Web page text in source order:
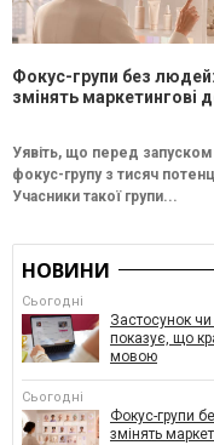
Фокус-групи без
змінять маркетингові
Уявіть, що перед
фокус-групу з тисяч
Учасники такої групи...
НОВИНИ
Сьогодні
Застосунок
показує, що
мовою
Сьогодні
Фокус-групи
змінять